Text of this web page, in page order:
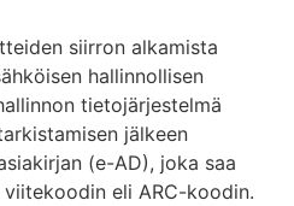
siirron alkamista
hallinnollisen
tietojärjestelmä
jälkeen
(e-AD), joka saa
eli ARC-koodin.